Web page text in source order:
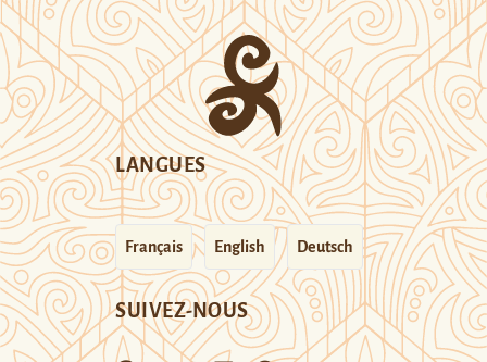
LANGUES
Français English Deutsch
SUIVEZ-NOUS